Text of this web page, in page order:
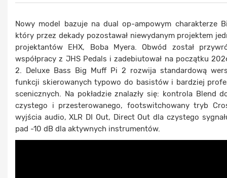
Nowy model bazuje na dual op-ampowym charakterze
który przez dekady pozostawał niewydanym projektem
projektantów EHX, Boba Myera. Obwód został
współpracy z JHS Pedals i zadebiutował na początku
2. Deluxe Bass Big Muff Pi 2 rozwija standardową
funkcji skierowanych typowo do basistów i bardziej
scenicznych. Na pokładzie znalazły się: kontrola Blend
czystego i przesterowanego, footswitchowany tryb
wyjścia audio, XLR DI Out, Direct Out dla czystego
pad -10 dB dla aktywnych instrumentów.